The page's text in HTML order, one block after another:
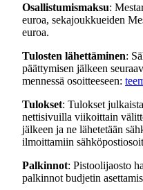
Osallistumismaksu:
euroa, sekajoukkueiden
euroa.
Tulosten lähettäminen:
päättymisen jälkeen
mennessä osoitteeseen:
Tulokset: Tulokset
nettisivuilla viikoittain
jälkeen ja ne lähetetään
ilmoittamiin
Palkinnot: Pistoolijaosto
palkinnot budjetin